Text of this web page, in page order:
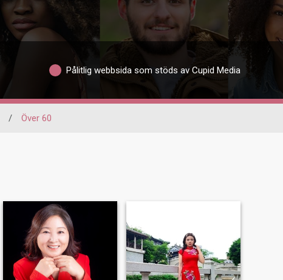
Pålitlig webbsida som stöds av Cupid Media
/ Över 60